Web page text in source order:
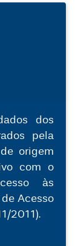
dos
pela
origem
com o
às
Acesso
2011).